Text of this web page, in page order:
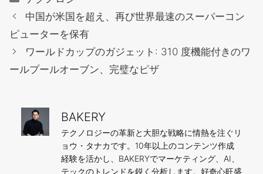
テ
リ
ー
中国が米国を超え、再び世界最速のスーパーコン
ピューターを保有
ワールドカップのガジェット: 310 度機能付きのワ
ールプールオーブン、完璧なピザ
BAKERY
テクノロジーの革新と大胆な戦略に情熱を注ぐリ
ョウ・タナカです。10年以上のコンテンツ作成
経験を活かし、BAKERYでマーケティング、AI、
テックのトレンドを鋭く分析します。好奇心旺盛